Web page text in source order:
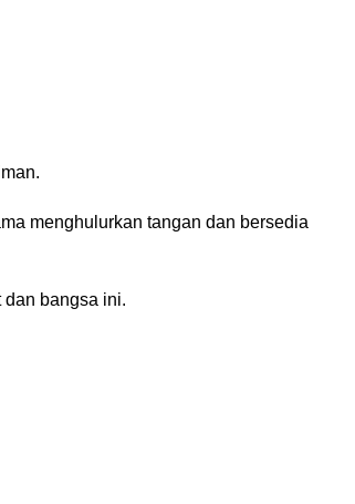
menghulurkan tangan dan bersedia
bangsa ini.